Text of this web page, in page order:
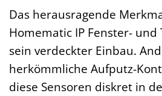
Das herausragende
Homematic IP Fenster-
sein verdeckter Einbau.
herkömmliche Aufputz-
diese Sensoren diskret in